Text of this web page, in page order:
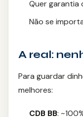
Quer garantia
Não se
A real:
Para guardar
melhores:
CDB BB: